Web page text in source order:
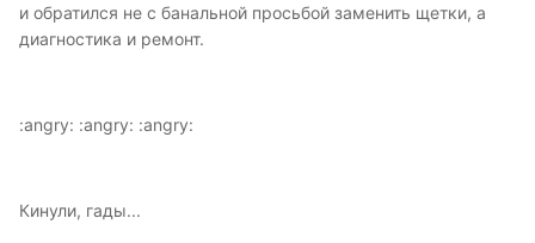
и обратился не с банальной просьбой заменить щетки, а
диагностика и ремонт.
:angry: :angry: :angry:
Кинули, гады...